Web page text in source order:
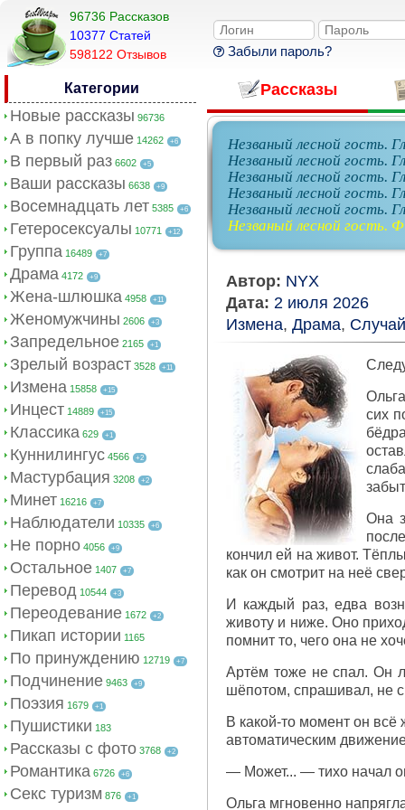
96736 Рассказов
10377 Cтатей
598122 Отзывов
Забыли пароль?
Категории
Новые рассказы 96736
А в попку лучше 14262 +6
В первый раз 6602 +5
Ваши рассказы 6638 +9
Восемнадцать лет 5385 +6
Гетеросексуалы 10771 +12
Группа 16489 +7
Драма 4172 +9
Жена-шлюшка 4958 +11
Женомужчины 2606 +3
Запредельное 2165 +1
Зрелый возраст 3528 +11
Измена 15858 +15
Инцест 14889 +15
Классика 629 +1
Куннилингус 4566 +2
Мастурбация 3208 +2
Минет 16216 +7
Наблюдатели 10335 +6
Не порно 4056 +9
Остальное 1407 +7
Перевод 10544 +3
Переодевание 1672 +2
Пикап истории 1165
По принуждению 12719 +7
Подчинение 9463 +9
Поэзия 1679 +1
Пушистики 183
Рассказы с фото 3768 +2
Романтика 6726 +6
Секс туризм 876 +1
Рассказы
Незваный лесной гость.
Незваный лесной гость.
Незваный лесной гость.
Незваный лесной гость.
Незваный лесной гость.
Незваный лесной гость.
Автор: NYX
Дата: 2 июля 2026
Измена, Драма, Случай
сих
Она
кончил ей на живот.
как он смотрит на неё
И каждый раз, едва
животу и ниже. Оно
помнит то, чего она не
Артём тоже не спал. Он
шёпотом, спрашивал, не
В какой-то момент он
автоматическим
— Может... — тихо начал
Ольга мгновенно